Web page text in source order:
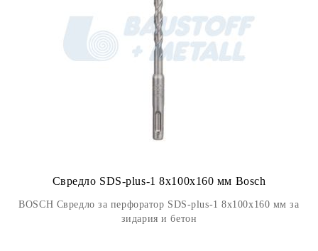
Свредло SDS-plus-1 8x100x160 мм Bosch
BOSCH Свредло за перфоратор SDS-plus-1 8x100x160 мм за
зидария и бетон